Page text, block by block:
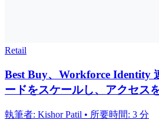
Retail
Best Buy、Workforce Identity
ードをスケールし、アクセス
執筆者: Kishor Patil • 所要時間: 3 分